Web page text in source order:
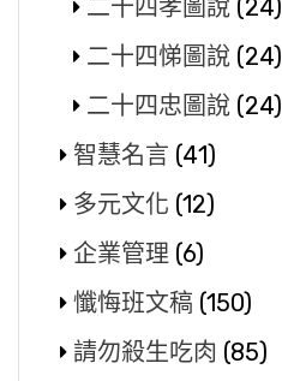
二十四孝圖說 (24)
二十四悌圖說 (24)
二十四忠圖說 (24)
智慧名言 (41)
多元文化 (12)
企業管理 (6)
懺悔班文稿 (150)
請勿殺生吃肉 (85)